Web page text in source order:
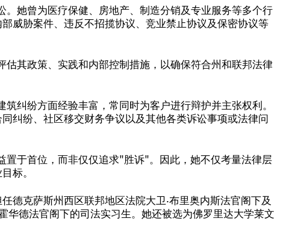
。她曾为医疗保健、房地产、制造分销及专业服务等多个行
威胁案件、违反不招揽协议、竞业禁止协议及保密协议等
估其政策、实践和内部控制措施，以确保符合州和联邦法律
纠纷方面经验丰富，常同时为客户进行辩护并主张权利。
纠纷、社区移交财务争议以及其他各类诉讼事项或法律问
置于首位，而非仅仅追求"胜诉"。因此，她不仅考量法律层
标。
德克萨斯州西区联邦地区法院大卫·布里奥内斯法官阁下及
华德法官阁下的司法实习生。她还被选为佛罗里达大学莱文